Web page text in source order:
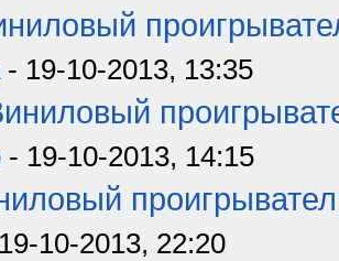
- 19-10-2013, 13:35
- 19-10-2013, 14:15
10-2013, 22:20